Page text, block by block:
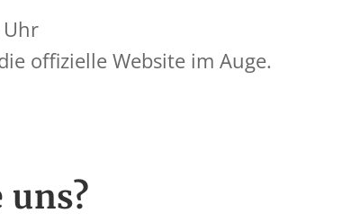
offizielle Website im Auge.
uns?